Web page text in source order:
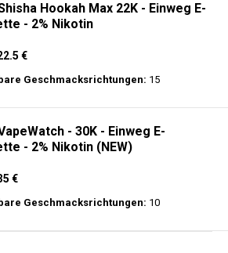
Hookah Max 22K - Einweg E-
- 2% Nikotin
€
Geschmacksrichtungen: 15
- 30K - Einweg E-
- 2% Nikotin (NEW)
€
Geschmacksrichtungen: 10